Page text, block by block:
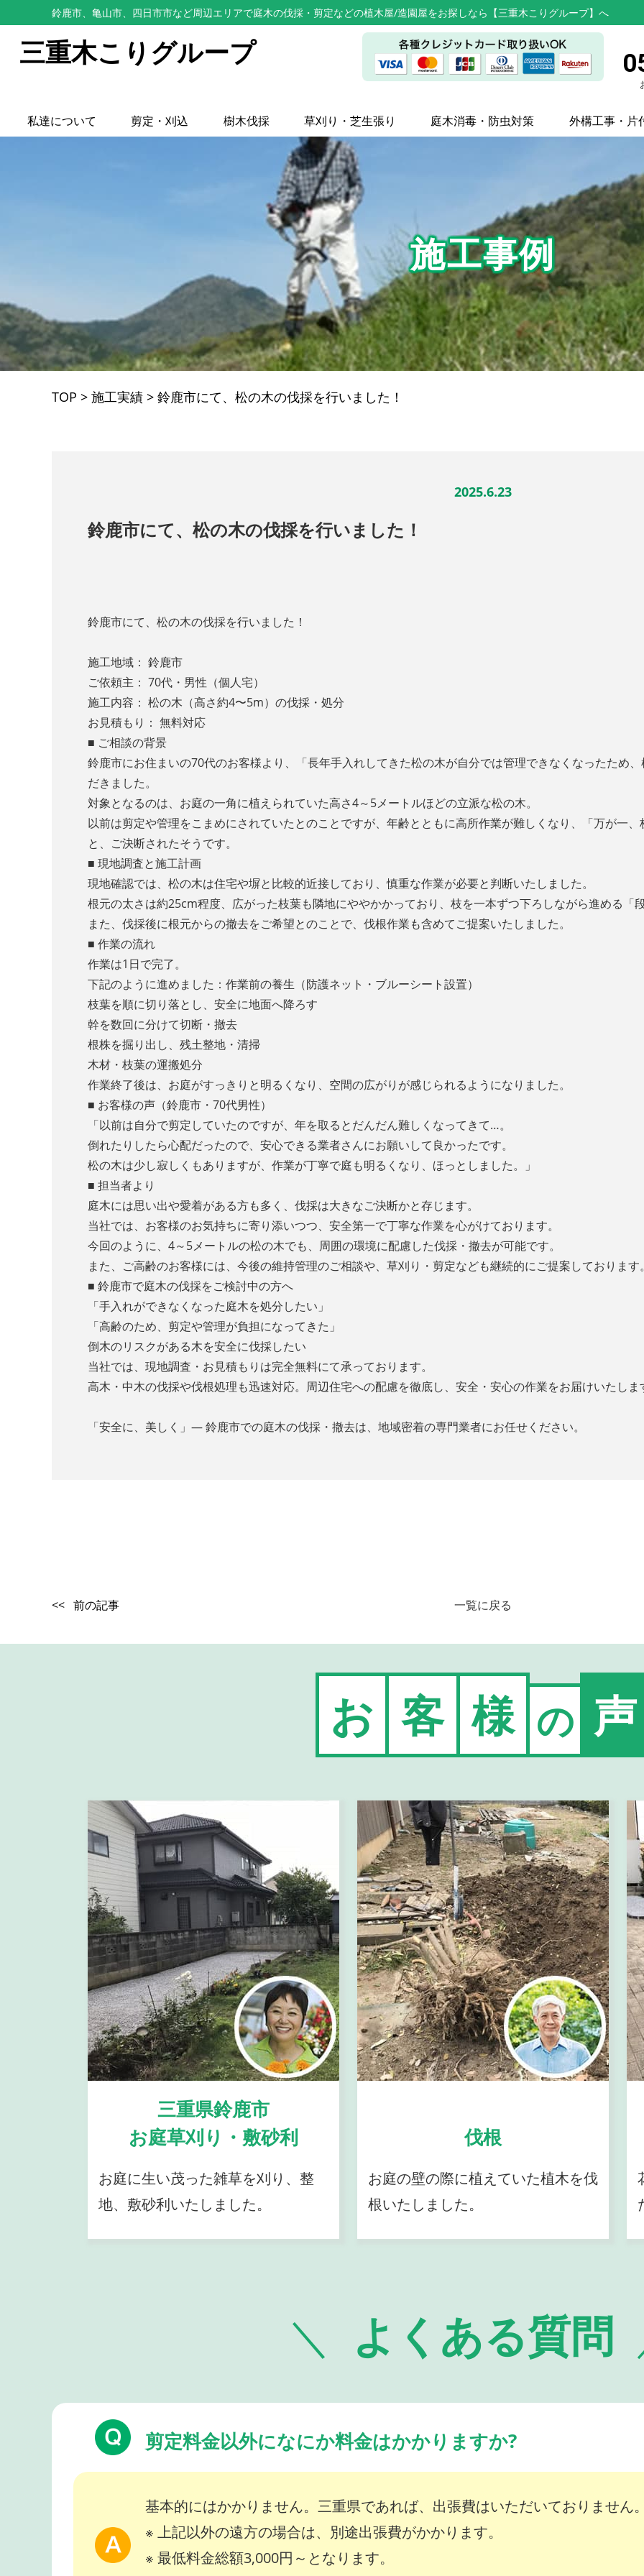
鈴鹿市、亀山市、四日市市など周辺エリアで庭木の伐採・剪定などの植木屋/造園屋をお探しなら【三重木こりグループ】へ
三重木こりグループ
私達について 剪定・刈込 樹木伐採 草刈り・芝生張り 庭木消毒・防虫対策 外構工事・片
施工事例
TOP > 施工実績 > 鈴鹿市にて、松の木の伐採を行いました！
2025.6.23
鈴鹿市にて、松の木の伐採を行いました！
鈴鹿市にて、松の木の伐採を行いました！
施工地域： 鈴鹿市
ご依頼主： 70代・男性（個人宅）
施工内容： 松の木（高さ約4〜5m）の伐採・処分
お見積もり： 無料対応
■ ご相談の背景
鈴鹿市にお住まいの70代のお客様より、「長年手入れしてきた松の木が自分では管理できなくなったため
だきました。
対象となるのは、お庭の一角に植えられていた高さ4～5メートルほどの立派な松の木。
以前は剪定や管理をこまめにされていたとのことですが、年齢とともに高所作業が難しくなり、「万が一
と、ご決断されたそうです。
■ 現地調査と施工計画
現地確認では、松の木は住宅や塀と比較的近接しており、慎重な作業が必要と判断いたしました。
根元の太さは約25cm程度、広がった枝葉も隣地にややかかっており、枝を一本ずつ下ろしながら進める「
また、伐採後に根元からの撤去をご希望とのことで、伐根作業も含めてご提案いたしました。
■ 作業の流れ
作業は1日で完了。
下記のように進めました：作業前の養生（防護ネット・ブルーシート設置）
枝葉を順に切り落とし、安全に地面へ降ろす
幹を数回に分けて切断・撤去
根株を掘り出し、残土整地・清掃
木材・枝葉の運搬処分
作業終了後は、お庭がすっきりと明るくなり、空間の広がりが感じられるようになりました。
■ お客様の声（鈴鹿市・70代男性）
「以前は自分で剪定していたのですが、年を取るとだんだん難しくなってきて…。
倒れたりしたら心配だったので、安心できる業者さんにお願いして良かったです。
松の木は少し寂しくもありますが、作業が丁寧で庭も明るくなり、ほっとしました。」
■ 担当者より
庭木には思い出や愛着がある方も多く、伐採は大きなご決断かと存じます。
当社では、お客様のお気持ちに寄り添いつつ、安全第一で丁寧な作業を心がけております。
今回のように、4～5メートルの松の木でも、周囲の環境に配慮した伐採・撤去が可能です。
また、ご高齢のお客様には、今後の維持管理のご相談や、草刈り・剪定なども継続的にご提案しております
■ 鈴鹿市で庭木の伐採をご検討中の方へ
「手入れができなくなった庭木を処分したい」
「高齢のため、剪定や管理が負担になってきた」
倒木のリスクがある木を安全に伐採したい
当社では、現地調査・お見積もりは完全無料にて承っております。
高木・中木の伐採や伐根処理も迅速対応。周辺住宅への配慮を徹底し、安全・安心の作業をお届けいたしま
「安全に、美しく」― 鈴鹿市での庭木の伐採・撤去は、地域密着の専門業者にお任せください。
<< 前の記事 一覧に戻る
お 客 様 の 声
三重県鈴鹿市
お庭草刈り・敷砂利
お庭に生い茂った雑草を刈り、整
地、敷砂利いたしました。
伐根
お庭の壁の際に植えていた植木を伐
根いたしました。
よくある質問
剪定料金以外になにか料金はかかりますか?
基本的にはかかりません。三重県であれば、出張費はいただいておりません
※ 上記以外の遠方の場合は、別途出張費がかかります。
※ 最低料金総額3,000円～となります。